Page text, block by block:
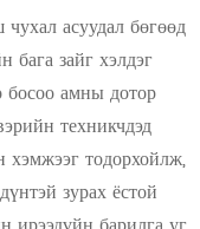
асуудал бөгөөд
бага зайг хэлдэг
амны дотор
техникчдэд
хэмжээг тодорхойлж,
зурах ёстой